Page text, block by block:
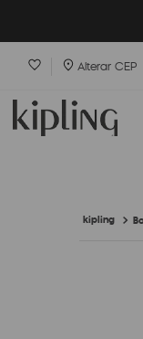
Alterar CEP